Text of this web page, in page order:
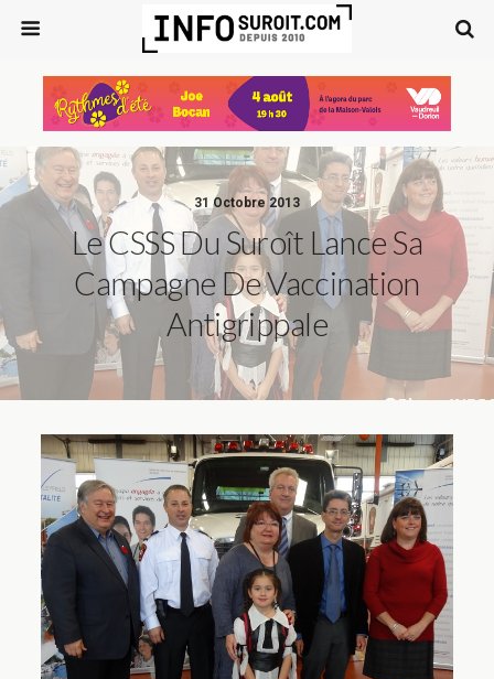
31 Octobre 2013
Le CSSS Du Suroît Lance Sa
Campagne De Vaccination
Antigrippale